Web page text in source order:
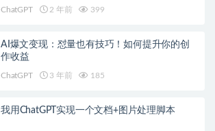
ChatGPT 2 年前 399
AI爆文变现：怼量也有技巧！如何提升你的创
作收益
ChatGPT 3 年前 185
我用ChatGPT实现一个文档+图片处理脚本